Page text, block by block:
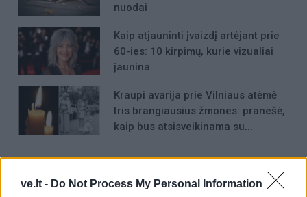
ve.lt - Do Not Process My Personal Information
nuodai
Kaip atjauninti įvaizdį artėjant prie
60-ies: 10 kirpimų, kurie vizualiai
jaunina
Kraupi avarija prie Vilniaus atėmė
tris brangiausius žmones: pranešė,
kaip bus atsisveikinama su